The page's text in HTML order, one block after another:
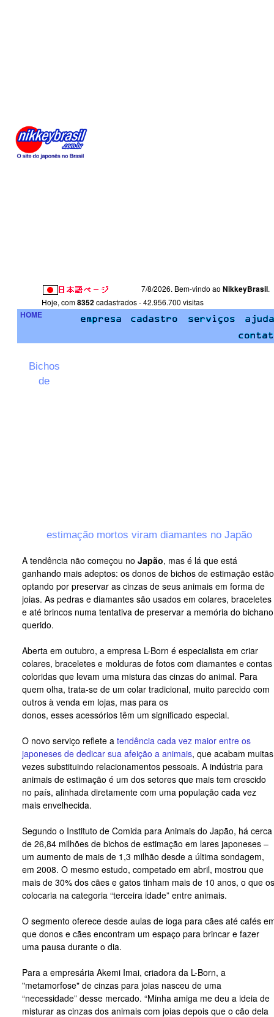
7/8/2026. Bem-vindo ao NikkeyBrasil.
Hoje, com8352cadastrados - 42.956.700 visitas
HOME
Bichos
de
estimação mortos viram diamantes no Japão
A tendência não começou no Japão, mas é lá que está
ganhando mais adeptos: os donos de bichos de estimação estão
optando por preservar as cinzas de seus animais em forma de
joias. As pedras e diamantes são usados em colares, braceletes
e até brincos numa tentativa de preservar a memória do bichano
querido.
Aberta em outubro, a empresa L-Born é especialista em criar
colares, braceletes e molduras de fotos com diamantes e contas
coloridas que levam uma mistura das cinzas do animal. Para
quem olha, trata-se de um colar tradicional, muito parecido com
outros à venda em lojas, mas para os
donos, esses acessórios têm um significado especial.
O novo serviço reflete a tendência cada vez maior entre os
japoneses de dedicar sua afeição a animais, que acabam muitas
vezes substituindo relacionamentos pessoais. A indústria para
animais de estimação é um dos setores que mais tem crescido
no país, alinhada diretamente com uma população cada vez
mais envelhecida.
Segundo o Instituto de Comida para Animais do Japão, há cerca
de 26,84 milhões de bichos de estimação em lares japoneses –
um aumento de mais de 1,3 milhão desde a última sondagem,
em 2008. O mesmo estudo, competado em abril, mostrou que
mais de 30% dos cães e gatos tinham mais de 10 anos, o que os
colocaria na categoria “terceira idade” entre animais.
O segmento oferece desde aulas de ioga para cães até cafés
que donos e cães encontram um espaço para brincar e fazer
uma pausa durante o dia.
Para a empresária Akemi Imai, criadora da L-Born, a
"metamorfose" de cinzas para joias nasceu de uma
“necessidade” desse mercado. “Minha amiga me deu a ideia de
misturar as cinzas dos animais com joias depois que o cão dela